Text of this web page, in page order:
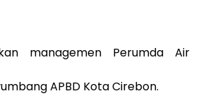
managemen Perumda Air
APBD Kota Cirebon.